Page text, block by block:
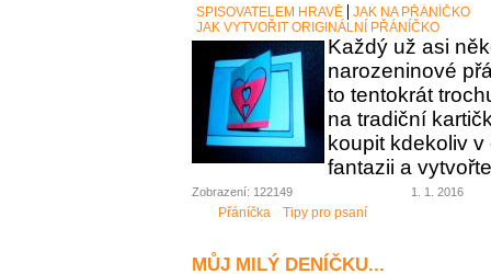
SPISOVATELEM HRAVĚ
JAK NA PŘÁNÍČKO
JAK VYTVOŘIT ORIGINÁLNÍ PŘÁNÍČKO
Každý už asi
narozeninové
to tentokrát
na tradiční
koupit kdekoliv
fantazii a
Zobrazení: 122149 1. 1. 2016
Přáníčka Tipy pro psaní
MŮJ MILÝ DENÍČKU...